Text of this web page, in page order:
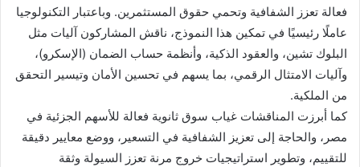
فعالة تعزز الشفافية وتحمي حقوق المستثمرين. وباعتبار التكنولوجيا
عاملًا رئيسيًا في تمكين هذا النموذج، ناقش المشاركون آليات مثل
البلوك تشين، والعقود الذكية، وأنظمة حساب الضمان (الإسكرو)،
وآليات الامتثال الرقمي، بما يسهم في تحسين الأمان وتيسير التحقق
من الملكية.
كما أبرزت المناقشات غياب سوق ثانوية فعالة للأسهم الجزئية في
مصر، والحاجة إلى تعزيز الشفافية في التسعير، ووضع معايير دقيقة
للتقييم، وتطوير استراتيجيات خروج مرنة تعزز السيولة وثقة